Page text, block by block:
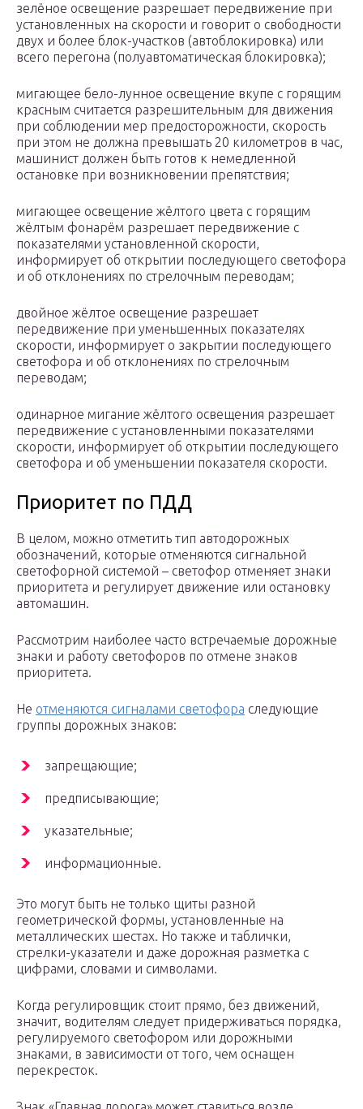
зелёное освещение разрешает передвижение при
установленных на скорости и говорит о свободности
двух и более блок-участков (автоблокировка) или
всего перегона (полуавтоматическая блокировка);
мигающее бело-лунное освещение вкупе с горящим
красным считается разрешительным для движения
при соблюдении мер предосторожности, скорость
при этом не должна превышать 20 километров в час,
машинист должен быть готов к немедленной
остановке при возникновении препятствия;
мигающее освещение жёлтого цвета с горящим
жёлтым фонарём разрешает передвижение с
показателями установленной скорости,
информирует об открытии последующего светофора
и об отклонениях по стрелочным переводам;
двойное жёлтое освещение разрешает
передвижение при уменьшенных показателях
скорости, информирует о закрытии последующего
светофора и об отклонениях по стрелочным
переводам;
одинарное мигание жёлтого освещения разрешает
передвижение с установленными показателями
скорости, информирует об открытии последующего
светофора и об уменьшении показателя скорости.
Приоритет по ПДД
В целом, можно отметить тип автодорожных
обозначений, которые отменяются сигнальной
светофорной системой – светофор отменяет знаки
приоритета и регулирует движение или остановку
автомашин.
Рассмотрим наиболее часто встречаемые дорожные
знаки и работу светофоров по отмене знаков
приоритета.
Не отменяются сигналами светофора следующие
группы дорожных знаков:
запрещающие;
предписывающие;
указательные;
информационные.
Это могут быть не только щиты разной
геометрической формы, установленные на
металлических шестах. Но также и таблички,
стрелки-указатели и даже дорожная разметка с
цифрами, словами и символами.
Когда регулировщик стоит прямо, без движений,
значит, водителям следует придерживаться порядка,
регулируемого светофором или дорожными
знаками, в зависимости от того, чем оснащен
перекресток.